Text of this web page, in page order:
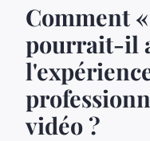
Comment
pourrait-il
vidéo ?